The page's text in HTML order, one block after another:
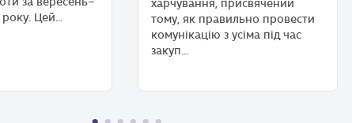
Цей...
харчування, присвячений
тому, як правильно провести
комунікацію з усіма під час
закуп...